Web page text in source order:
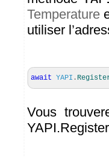
Temperature
utiliser
await YAPI .
Vous